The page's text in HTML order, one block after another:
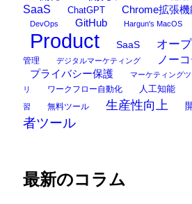
SaaS
ChatGPT Chrome拡張機
DevOps GitHub Hargun's MacOS
Product SaaS オー
管理
デジタルマーケティング ノー
プライバシー保護 マーケティング
リ
ワークフロー自動化 人工知能
習 無料ツール 生産性向上
者ツール
最新のコラム